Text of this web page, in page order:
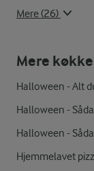
Mere (26)
Mere
Halloween - Alt
Halloween -
Halloween -
Hjemmelavet